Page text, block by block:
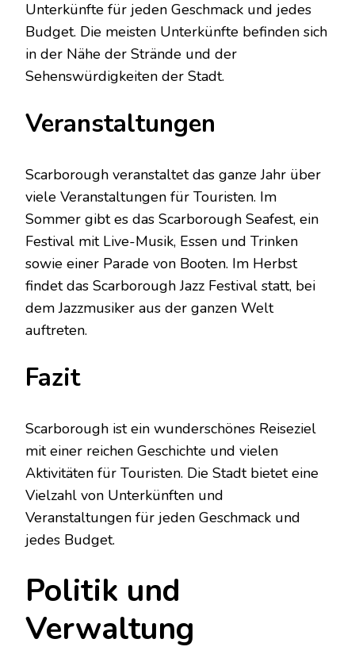
Unterkünfte für jeden Geschmack und jedes
Budget. Die meisten Unterkünfte befinden sich
in der Nähe der Strände und der
Sehenswürdigkeiten der Stadt.
Veranstaltungen
Scarborough veranstaltet das ganze Jahr über
viele Veranstaltungen für Touristen. Im
Sommer gibt es das Scarborough Seafest, ein
Festival mit Live-Musik, Essen und Trinken
sowie einer Parade von Booten. Im Herbst
findet das Scarborough Jazz Festival statt, bei
dem Jazzmusiker aus der ganzen Welt
auftreten.
Fazit
Scarborough ist ein wunderschönes Reiseziel
mit einer reichen Geschichte und vielen
Aktivitäten für Touristen. Die Stadt bietet eine
Vielzahl von Unterkünften und
Veranstaltungen für jeden Geschmack und
jedes Budget.
Politik und
Verwaltung